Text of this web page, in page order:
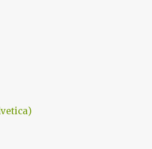
迷呀!!! 這應該是很感人的橋段，但怎
要飛往月球了… 看到這的時候只覺
無法揹著媽...